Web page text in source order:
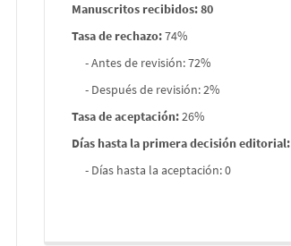
Manuscritos recibidos: 80
Tasa de rechazo:74%
- Antes de revisión: 72%
- Después de revisión: 2%
Tasa de aceptación:26%
Días hasta la primera decisión editorial:
- Días hasta la aceptación: 0